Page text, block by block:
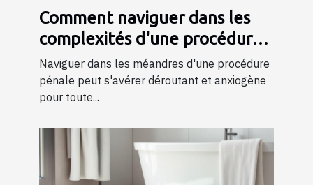
Comment naviguer dans les
complexités d'une procédure
pénale ?
Naviguer dans les méandres d'une procédure
pénale peut s'avérer déroutant et anxiogène
pour toute...